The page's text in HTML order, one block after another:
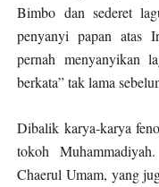
Bimbo dan sederet
penyanyi papan atas
pernah menyanyikan
berkata” tak lama
Dibalik karya-karya
tokoh
Chaerul Umam, yang